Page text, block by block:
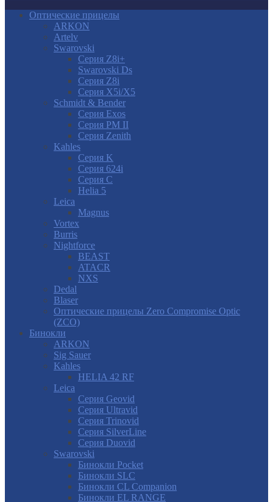
Оптические прицелы
ARKON
Artelv
Swarovski
Серия Z8i+
Swarovski Ds
Серия Z8i
Серия X5i/X5
Schmidt & Bender
Серия Exos
Серия PM II
Cерия Zenith
Kahles
Серия K
Серия 624i
Серия С
Helia 5
Leica
Magnus
Vortex
Burris
Nightforce
BEAST
ATACR
NXS
Dedal
Blaser
Оптические прицелы Zero Compromise Optic
(ZCO)
Бинокли
ARKON
Sig Sauer
Kahles
HELIA 42 RF
Leica
Серия Geovid
Серия Ultravid
Серия Trinovid
Серия SilverLine
Серия Duovid
Swarovski
Бинокли Pocket
Бинокли SLC
Бинокли CL Companion
Бинокли EL RANGE